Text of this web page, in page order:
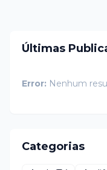
Últimas
Error: Nenhum
Categorias